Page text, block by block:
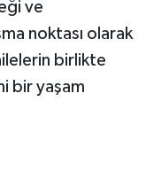
ve
noktası olarak
birlikte
bir yaşam